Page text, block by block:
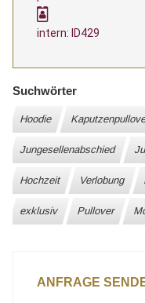
intern: ID429
Suchwörter
Hoodie
Jungesellenabschied
Hochzeit Verlobung
exklusiv Pullover
ANFRAGE